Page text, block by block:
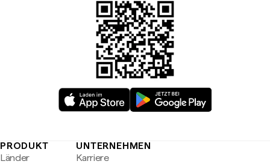
PRODUKT
Länder
UNTERNEHMEN
Karriere